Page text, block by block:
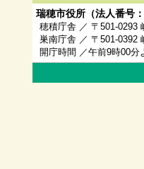
瑞穂市役所（法人番号
穂積庁舎 ／ 〒501-0293
巣南庁舎 ／ 〒501-0392
開庁時間 ／午前9時00